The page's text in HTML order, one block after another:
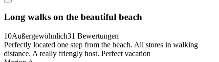
Long walks on the beautiful beach
10Außergewöhnlich31 Bewertungen
Perfectly located one step from the beach. All stores in walking
distance. A really friengly host. Perfect vacation